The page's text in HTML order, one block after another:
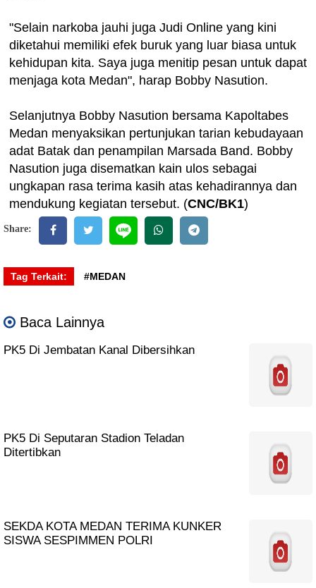
"Selain narkoba jauhi juga Judi Online yang kini
diketahui memiliki efek buruk yang luar biasa untuk
kehidupan kita. Saya juga menitip pesan untuk dapat
menjaga kota Medan", harap Bobby Nasution.
Selanjutnya Bobby Nasution bersama Kapoltabes
Medan menyaksikan pertunjukan tarian kebudayaan
adat Batak dan penampilan Marsada Band. Bobby
Nasution juga disematkan kain ulos sebagai
ungkapan rasa terima kasih atas kehadirannya dan
mendukung kegiatan tersebut. (CNC/BK1)
Share:
Tag Terkait: #MEDAN
Baca Lainnya
PK5 Di Jembatan Kanal Dibersihkan
PK5 Di Seputaran Stadion Teladan
Ditertibkan
SEKDA KOTA MEDAN TERIMA KUNKER
SISWA SESPIMMEN POLRI